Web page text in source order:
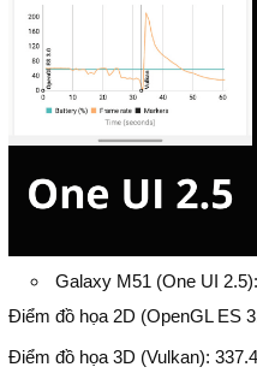
Galaxy M51 (One UI 2.5):
Điểm đồ họa 2D (OpenGL ES
Điểm đồ họa 3D (Vulkan):